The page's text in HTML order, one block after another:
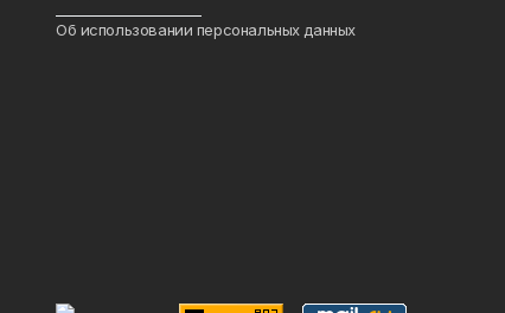
Об использовании персональных данных